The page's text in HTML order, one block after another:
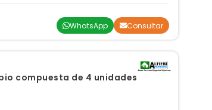
WhatsApp Consultar
compuesta de 4 unidades